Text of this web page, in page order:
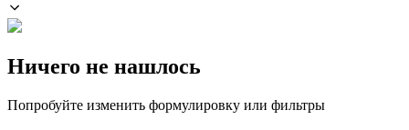
Ничего не нашлось
Попробуйте изменить формулировку или фильтры